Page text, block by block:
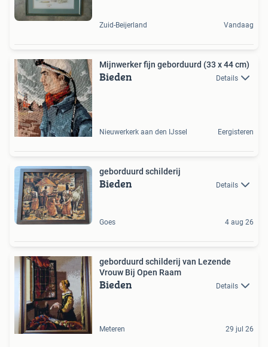
Zuid-Beijerland Vandaag
Mijnwerker fijn geborduurd (33 x 44 cm)
Bieden Details
Nieuwerkerk aan den IJssel Eergisteren
geborduurd schilderij
Bieden Details
Goes 4 aug 26
geborduurd schilderij van Lezende
Vrouw Bij Open Raam
Bieden Details
Meteren 29 jul 26